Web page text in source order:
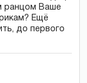
ранцом Ваше
Ещё
до первого